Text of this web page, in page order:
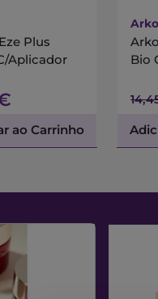
Plus
Aplicador
ao Carrinho
Bio